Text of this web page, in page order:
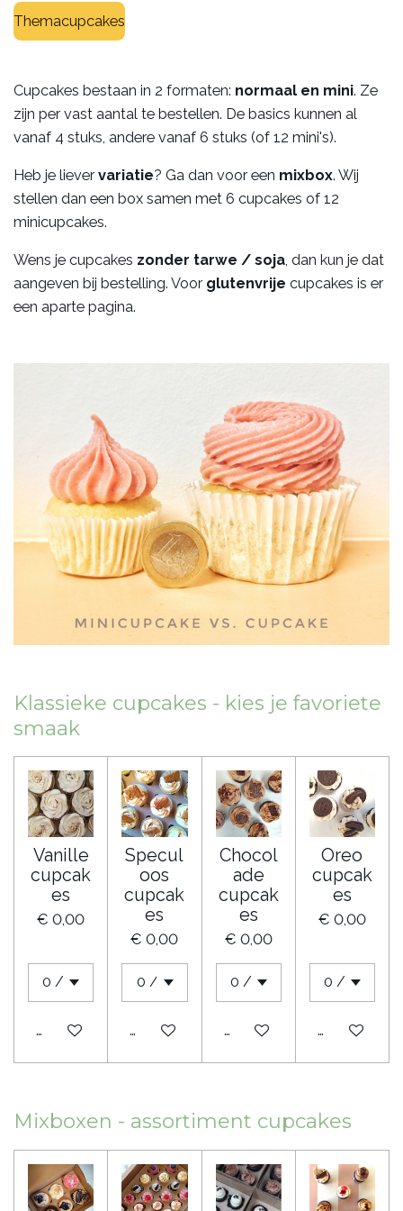
Themacupcakes
Cupcakes bestaan in 2 formaten: normaal en mini. Ze
zijn per vast aantal te bestellen. De basics kunnen al
vanaf 4 stuks, andere vanaf 6 stuks (of 12 mini's).
Heb je lievervariatie? Ga dan voor een mixbox. Wij
stellen dan een box samen met 6 cupcakes of 12
minicupcakes.
Wens je cupcakes zonder tarwe / soja, dan kun je dat
aangeven bij bestelling. Voor glutenvrije cupcakes is er
een aparte pagina.
Klassieke cupcakes - kies je favoriete
smaak
Vanille
cupcak
es
€ 0,00
Bekijk details
Specul
oos
cupcak
es
€ 0,00
Bekijk details
Chocol
ade
cupcak
es
€ 0,00
Bekijk details
Oreo
cupcak
es
€ 0,00
Bekijk details
Mixboxen - assortiment cupcakes